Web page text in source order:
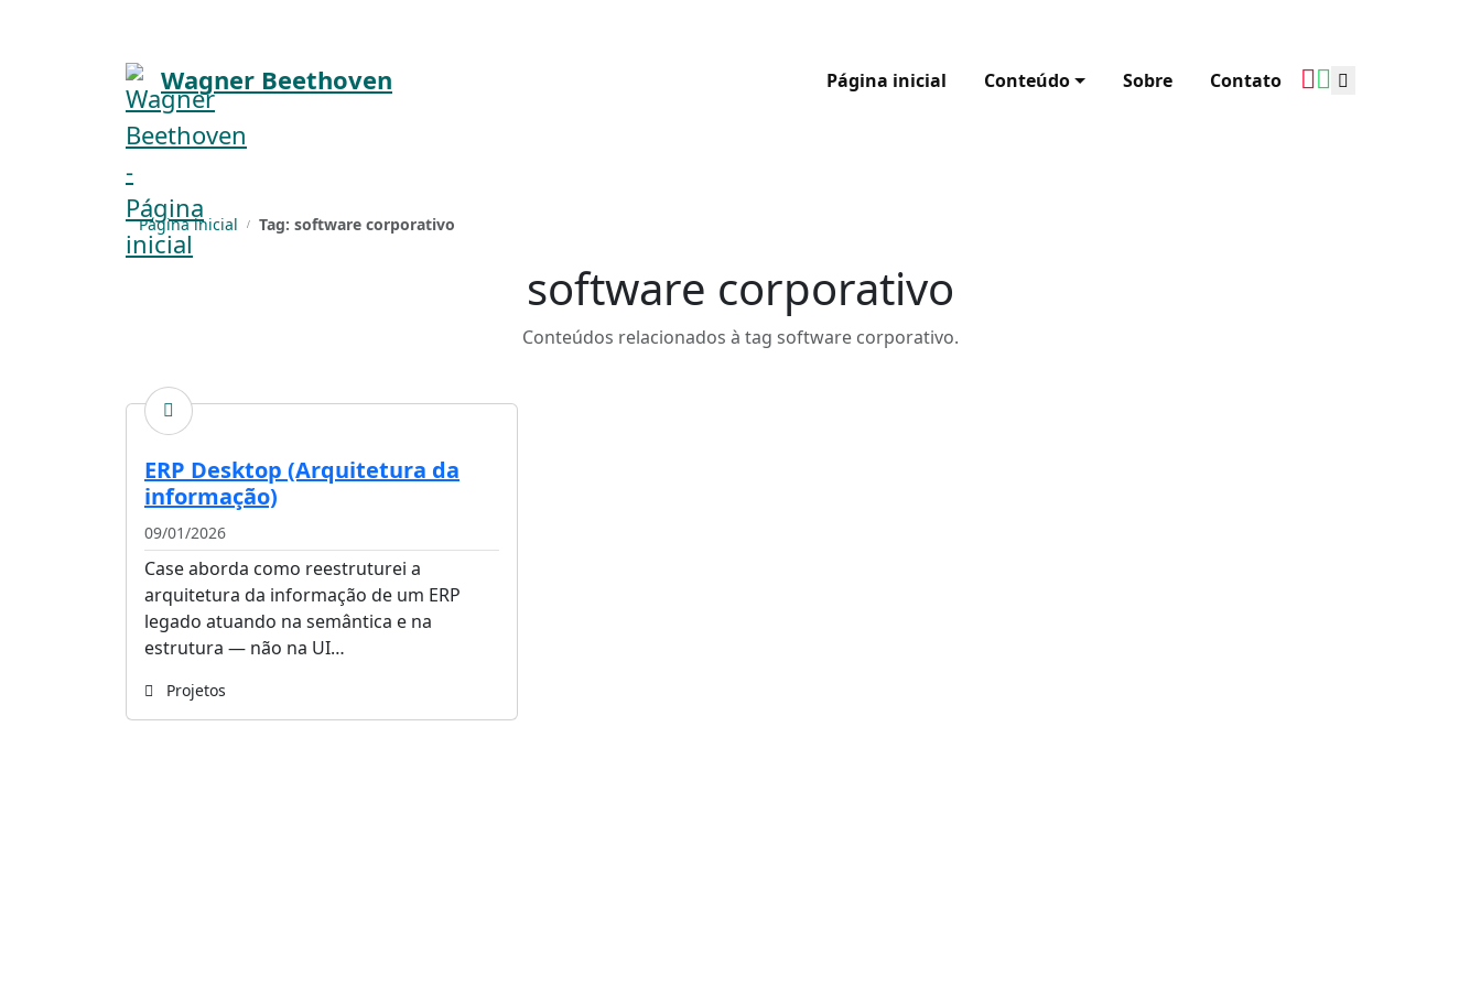
Wagner Beethoven Página inicial Conteúdo Sobre Contato YouTube
Spotify
Página inicial Tag: software corporativo
software corporativo
Conteúdos relacionados à tag software corporativo.
ERP Desktop (Arquitetura da
informação)
09/01/2026
Case aborda como reestruturei a
arquitetura da informação de um ERP
legado atuando na semântica e na
estrutura — não na UI…
Projetos